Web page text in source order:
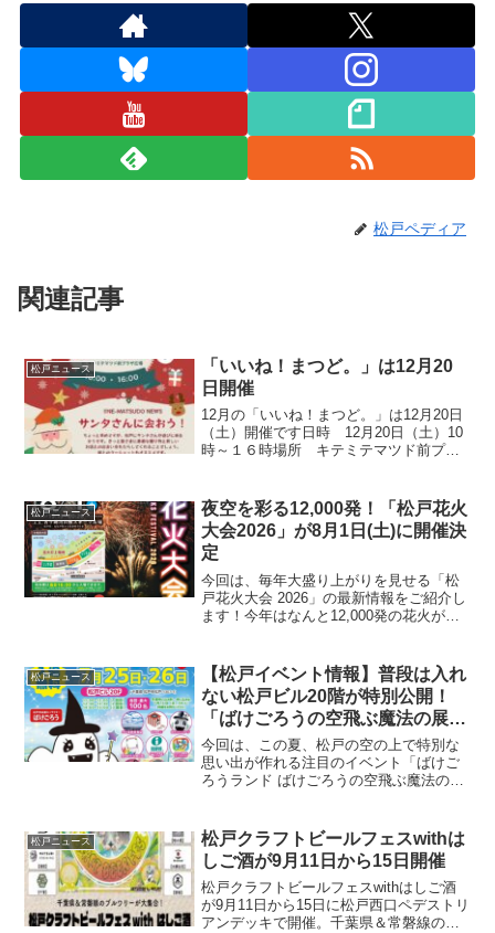
松戸ペディア
関連記事
松戸ニュース
「いいね！まつど。」は12月20
日開催
12月の「いいね！まつど。」は12月20日
（土）開催です日時 12月20日（土）10
時～１６時場所 キテミテマツド前プラ
す。去年もサンタさん来てました
松戸ニュース
夜空を彩る12,000発！「松戸花火
大会2026」が8月1日(土)に開催決
定
今回は、毎年大盛り上がりを見せる「松
戸花火大会 2026」の最新情報をご紹介し
ます！今年はなんと12,000発の花火が打
概要まずは、絶対におさえておきたい基
本情報です...
松戸ニュース
【松戸イベント情報】普段は入れ
ない松戸ビル20階が特別公開！
「ばけごろうの空飛ぶ魔法の展望
台」が7月25日・26日に開催（参
加には「事前申し込み」が必要で
す！先着順）
今回は、この夏、松戸の空の上で特別な
思い出が作れる注目のイベント「ばけご
ろうランド ばけごろうの空飛ぶ魔法の展
松戸市応援キャラクター・ばけごろうの
魔法で特別に開きます...
松戸ニュース
松戸クラフトビールフェスwithは
しご酒が9月11日から15日開催
松戸クラフトビールフェスwithはしご酒
が9月11日から15日に松戸西口ペデストリ
アンデッキで開催。千葉県＆常磐線のブ